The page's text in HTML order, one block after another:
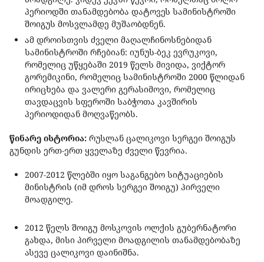
პერიოდში თანამდებობა დატოვეს სამინისტროში
შოიგუს მოსვლამდე მუშაობდნენ.
ამ დროისთვის ძველი მაღალჩინოსნებიდან
სამინისტროში რჩებიან: იუნუს-ბეკ ევრუკოვი,
რომელიც უწყებაში 2019 წელს მივიდა, ვიქტორ
გორემიკინი, რომელიც სამინისტროში 2000 წლიდან
ირიცხება და ვალერი გერასიმოვი, რომელიც
თავდაცვის სფეროში საბჭოთა კავშირის
პერიოდიდან მოღვაწეობს.
წინარე ისტორია: რუსლან ცალიკოვი სერგეი შოიგუს
გუნდის ერთ-ერთ ყველაზე ძველი წევრია.
2007-2012 წლებში იყო საგანგებო სიტუაციების
მინისტრის (იმ დროს სერგეი შოიგუ) პირველი
მოადგილე.
2012 წელს შოიგუ მოსკოვის ოლქის გუბერნატორი
გახდა, მისი პირველი მოადგილის თანამდებობაზე
ასევე ცალიკოვი დაინიშნა.